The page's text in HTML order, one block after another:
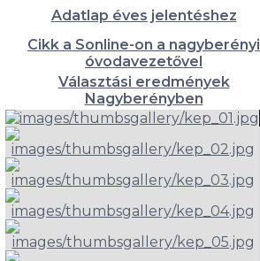
Adatlap éves jelentéshez
Cikk a Sonline-on a nagyberényi
óvodavezetővel
Választási eredmények
Nagyberényben